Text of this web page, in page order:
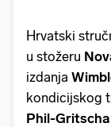
Hrvatski
u stožeru
izdanja
kondicijskog
Phil-Gritscha